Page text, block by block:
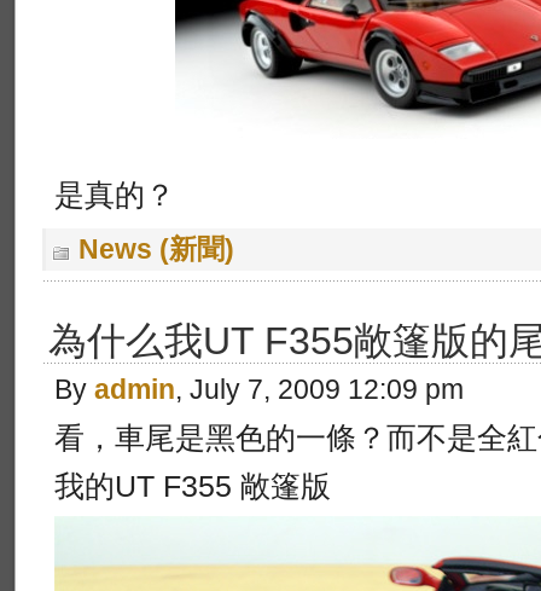
是真的？
News (新聞)
為什么我UT F355敞篷版的
By admin, July 7, 2009 12:09 pm
看，車尾是黑色的一條？而不是全
我的UT F355 敞篷版